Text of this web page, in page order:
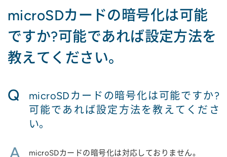
microSDカードの暗号化は可能
ですか?可能であれば設定方法を
教えてください。
Q
microSDカードの暗号化は可能ですか?
可能であれば設定方法を教えてくださ
い。
A microSDカードの暗号化は対応しておりません。